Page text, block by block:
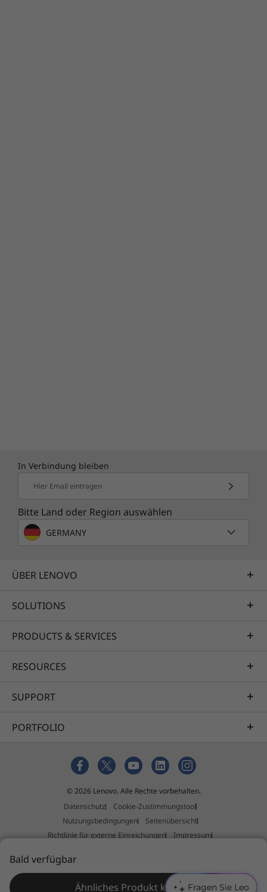
Fragen Sie Leo
In Verbindung bleiben
Hier Email eintragen
Bitte Land oder Region auswählen
GERMANY
ÜBER LENOVO
SOLUTIONS
PRODUCTS & SERVICES
RESOURCES
SUPPORT
PORTFOLIO
© 2026 Lenovo. Alle Rechte vorbehalten.
Datenschutz
Cookie-Zustimmungstool
Nutzungsbedingungen
Seitenübersicht
Richtlinie für externe Einreichungen
Impressum
Bald verfügbar
Ähnliches Produkt kaufen